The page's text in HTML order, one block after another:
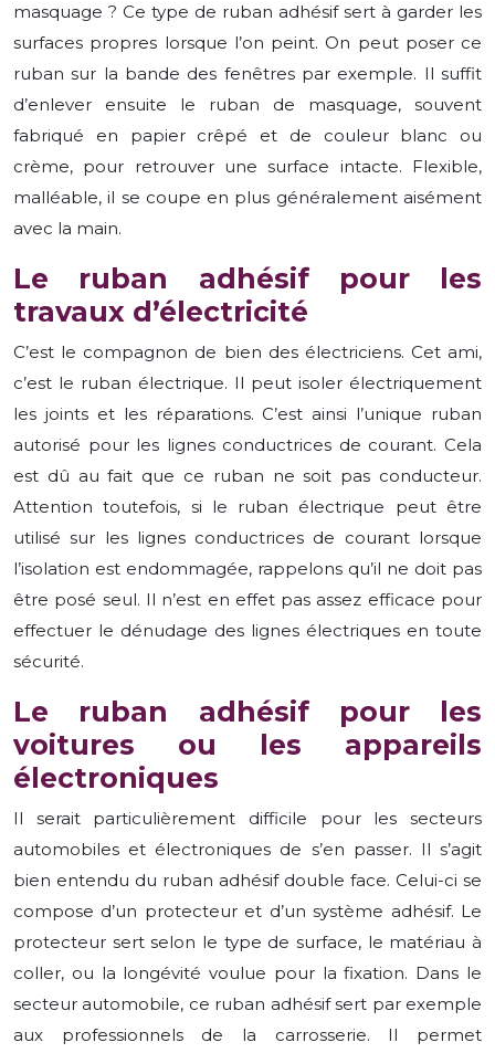
masquage ? Ce type de ruban adhésif sert à garder les
surfaces propres lorsque l’on peint. On peut poser ce
ruban sur la bande des fenêtres par exemple. Il suffit
d’enlever ensuite le ruban de masquage, souvent
fabriqué en papier crêpé et de couleur blanc ou
crème, pour retrouver une surface intacte. Flexible,
malléable, il se coupe en plus généralement aisément
avec la main.
Le ruban adhésif pour les
travaux d’électricité
C’est le compagnon de bien des électriciens. Cet ami,
c’est le ruban électrique. Il peut isoler électriquement
les joints et les réparations. C’est ainsi l’unique ruban
autorisé pour les lignes conductrices de courant. Cela
est dû au fait que ce ruban ne soit pas conducteur.
Attention toutefois, si le ruban électrique peut être
utilisé sur les lignes conductrices de courant lorsque
l’isolation est endommagée, rappelons qu’il ne doit pas
être posé seul. Il n’est en effet pas assez efficace pour
effectuer le dénudage des lignes électriques en toute
sécurité.
Le ruban adhésif pour les
voitures ou les appareils
électroniques
Il serait particulièrement difficile pour les secteurs
automobiles et électroniques de s’en passer. Il s’agit
bien entendu du ruban adhésif double face. Celui-ci se
compose d’un protecteur et d’un système adhésif. Le
protecteur sert selon le type de surface, le matériau à
coller, ou la longévité voulue pour la fixation. Dans le
secteur automobile, ce ruban adhésif sert par exemple
aux professionnels de la carrosserie. Il permet